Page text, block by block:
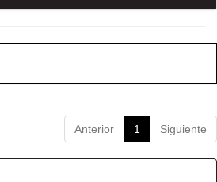
Anterior 1 Siguiente